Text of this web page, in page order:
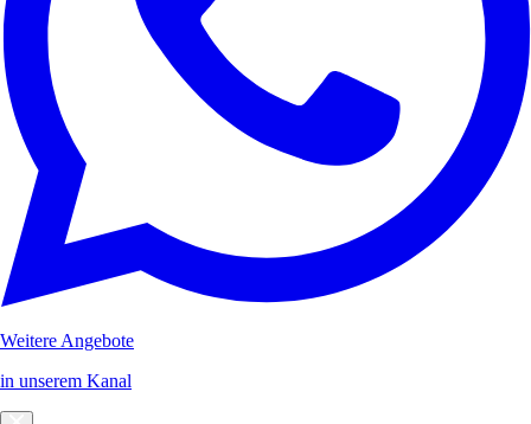
Weitere Angebote
in unserem Kanal